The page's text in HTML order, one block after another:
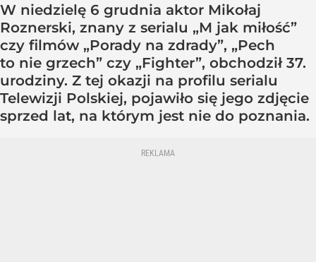
W niedzielę 6 grudnia aktor Mikołaj
Roznerski, znany z serialu „M jak miłość”
czy filmów „Porady na zdrady”, „Pech
to nie grzech” czy „Fighter”, obchodził 37.
urodziny. Z tej okazji na profilu serialu
Telewizji Polskiej, pojawiło się jego zdjęcie
sprzed lat, na którym jest nie do poznania.